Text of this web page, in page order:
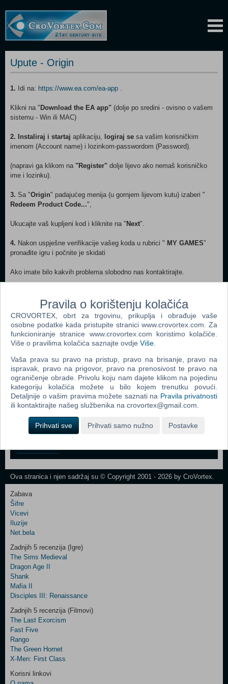
Upute - Origin
1. Idi na: https://www.ea.com/ea-app .
Klikni na " Download the EA app" (dolje po sredini - ovisno o vašem
sistemu - Win ili MAC)
2. Instaliraj i startaj aplikaciju, logiraj se sa vašim korisničkim
imenom (Account name) i lozinkom-passwordom (Password).
(napravi ga klikom na "Register" dolje lijevo ako nemaš korisničko
ime i lozinku).
3. Sa "Origin" padajućeg menija (u gornjem lijevom kutu) izaberi "
Redeem Product Code...",
Ukucajte vaš kupljeni kod i kliknite na " Next".
4. Nakon uspješne verifikacije vašeg koda u rubrici " MY GAMES"
pronađite igru i počnite je skidati
Ako imate bilo kakvih problema slobodno nas kontaktirajte.
Webshop newsletter
Ime i prezime
Vaš email
Field
One
Newsletter
Control
Field
Two
Newsletter
Control
Field
Three
Newsletter
Ova stranica i njen sadržaj su © Copyright 2001 - 2026 by CroVortex.
Zabava
Šifre
Vicevi
Iluzije
Net.bela
Zadnjih 5 recenzija (Igre)
The Sims Medieval
Dragon Age II
Shank
Mafia II
Disciples III: Renaissance
Zadnjih 5 recenzija (Filmovi)
The Last Exorcism
Fast Five
Rango
The Green Hornet
X-Men: First Class
Korisni linkovi
Pravila o korištenju kolačića
CROVORTEX, obrt za trgovinu, prikuplja i obrađuje vaše
osobne podatke kada pristupite stranici www.crovortex.com. Za
funkcioniranje stranice www.crovortex.com koristimo kolačiće.
Više o pravilima kolačića saznajte ovdje Više
Vaša prava su pravo na pristup, pravo na brisanje, pravo na
ispravak, pravo na prigovor, pravo na prenosivost te pravo na
ograničenje obrade. Privolu koju nam dajete klikom na pojedinu
kategoriju kolačića možete u bilo kojem trenutku povući.
Detaljnije o vašim pravima možete saznati na Pravila privatnosti
ili kontaktirajte našeg službenika na crovortex@gmail.com.
Prihvati sve Prihvati samo nužno Postavke